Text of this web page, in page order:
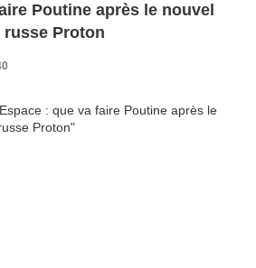
Poutine après le nouvel
russe Proton